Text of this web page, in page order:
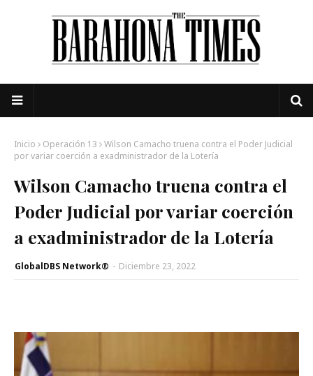
Inicio Operación 13
Wilson Camacho truena contra el Poder Judicial
por variar coerción a exadministrador de la Lotería
Wilson Camacho truena contra el
Poder Judicial por variar coerción
a exadministrador de la Lotería
GlobalDBS Network® - Diciembre 23, 2022